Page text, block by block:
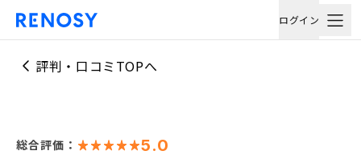
ログイン
評判・口コミTOPへ
総合評価： 5.0